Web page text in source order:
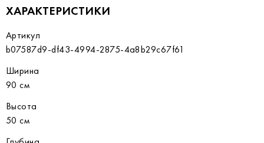
ХАРАКТЕРИСТИКИ
Артикул
b07587d9-df43-4994-2875-4a8b29c67f61
Ширина
90 см
Высота
50 см